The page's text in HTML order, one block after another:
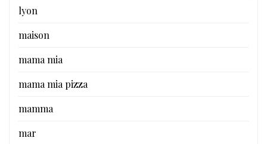
lyon
maison
mama mia
mama mia pizza
mamma
mar